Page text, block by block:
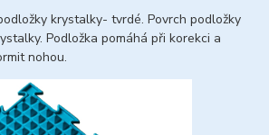
krystalky- tvrdé. Povrch podložky
Podložka pomáhá při korekci a
nohou.